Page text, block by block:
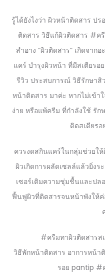
รู้ได้ยังไงว่า ผิวหน้าติดสาร ปร
ติดสาร วิธีแก้ผิวติดสาร #ค
สำอาง “ผิวติดสาร” เกิดจาก
แคร์ บำรุงผิวหน้า ที่มีสเตียรอ
รีวิว ประสบการณ์ วิธีรักษาสิ
หน้าติดสาร มาค่ะ หากไม่เข้า
ง่าย หรือแพ้ครีม ที่กำลังใช้ รั
ติดสเตียร
ควรงดสกินแคร์ในกลุ่มช่วยให้
ผิวเกิดการผลัดเซลล์แล้วยิ่งร
เซอร์เติมความชุ่มชื้นและปล
ฟื้นฟูผิวที่ติดสารจนหน้าพังให้
#ครีมทาผิวติดสารส
วิธีพักหน้าติดสาร อาการหน้า
รอย pantip #